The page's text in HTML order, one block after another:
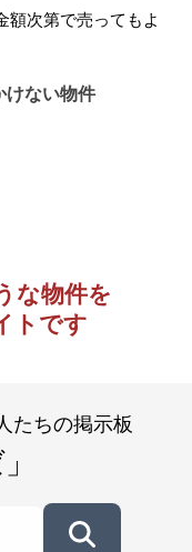
額次第で売ってもよ
けない物件
な物件を
トです
たちの掲示板